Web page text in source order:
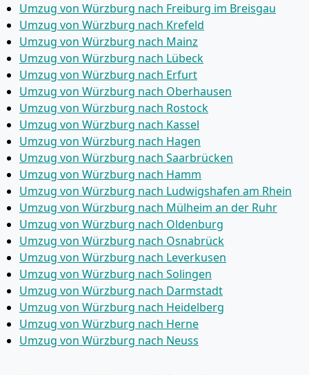
Umzug von Würzburg nach Freiburg im Breisgau
Umzug von Würzburg nach Krefeld
Umzug von Würzburg nach Mainz
Umzug von Würzburg nach Lübeck
Umzug von Würzburg nach Erfurt
Umzug von Würzburg nach Oberhausen
Umzug von Würzburg nach Rostock
Umzug von Würzburg nach Kassel
Umzug von Würzburg nach Hagen
Umzug von Würzburg nach Saarbrücken
Umzug von Würzburg nach Hamm
Umzug von Würzburg nach Ludwigshafen am Rhein
Umzug von Würzburg nach Mülheim an der Ruhr
Umzug von Würzburg nach Oldenburg
Umzug von Würzburg nach Osnabrück
Umzug von Würzburg nach Leverkusen
Umzug von Würzburg nach Solingen
Umzug von Würzburg nach Darmstadt
Umzug von Würzburg nach Heidelberg
Umzug von Würzburg nach Herne
Umzug von Würzburg nach Neuss